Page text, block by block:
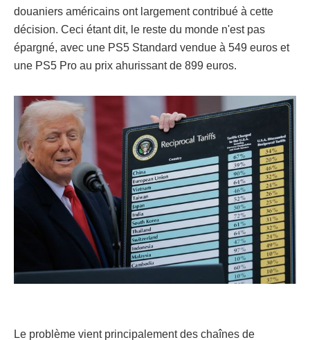
douaniers américains ont largement contribué à cette
décision. Ceci étant dit, le reste du monde n'est pas
épargné, avec une PS5 Standard vendue à 549 euros et
une PS5 Pro au prix ahurissant de 899 euros.
Le problème vient principalement des chaînes de